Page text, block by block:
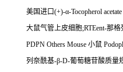
美国进口(+)-α-Tocopherol acetate
大鼠气管上皮细胞;RTEent-那格
PDPN Others Mouse 小鼠
列奈酰基-β-D-葡萄糖苷酸质量